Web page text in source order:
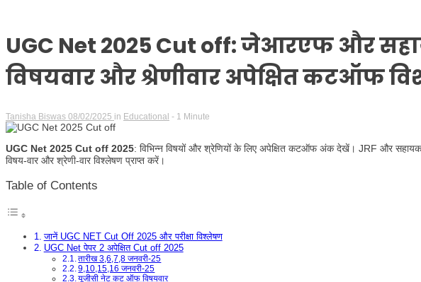
UGC Net 2025 Cut off: जेआरएफ और
विषयवार और श्रेणीवार अपेक्षित कटऑफ
Tanisha Biswas 08/02/2025 in Educational - 1 Minute
UGC Net 2025 Cut off 2025: विभिन्न विषयों और श्रेणियों के लिए अपेक्षित कटऑफ अंक देखें। JRF और सहायक
विषय-वार और श्रेणी-वार विश्लेषण प्राप्त करें।
Table of Contents
जानें UGC NET Cut Off 2025 और परीक्षा विश्लेषण
UGC Net पेपर 2 अपेक्षित Cut off 2025
तारीख 3,6,7,8 जनवरी-25
9,10,15,16 जनवरी-25
यूजीसी नेट कट ऑफ विषयवार